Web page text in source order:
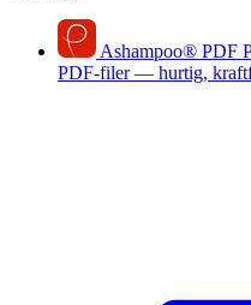
Ashampoo® PDF
PDF-filer — hurtig,